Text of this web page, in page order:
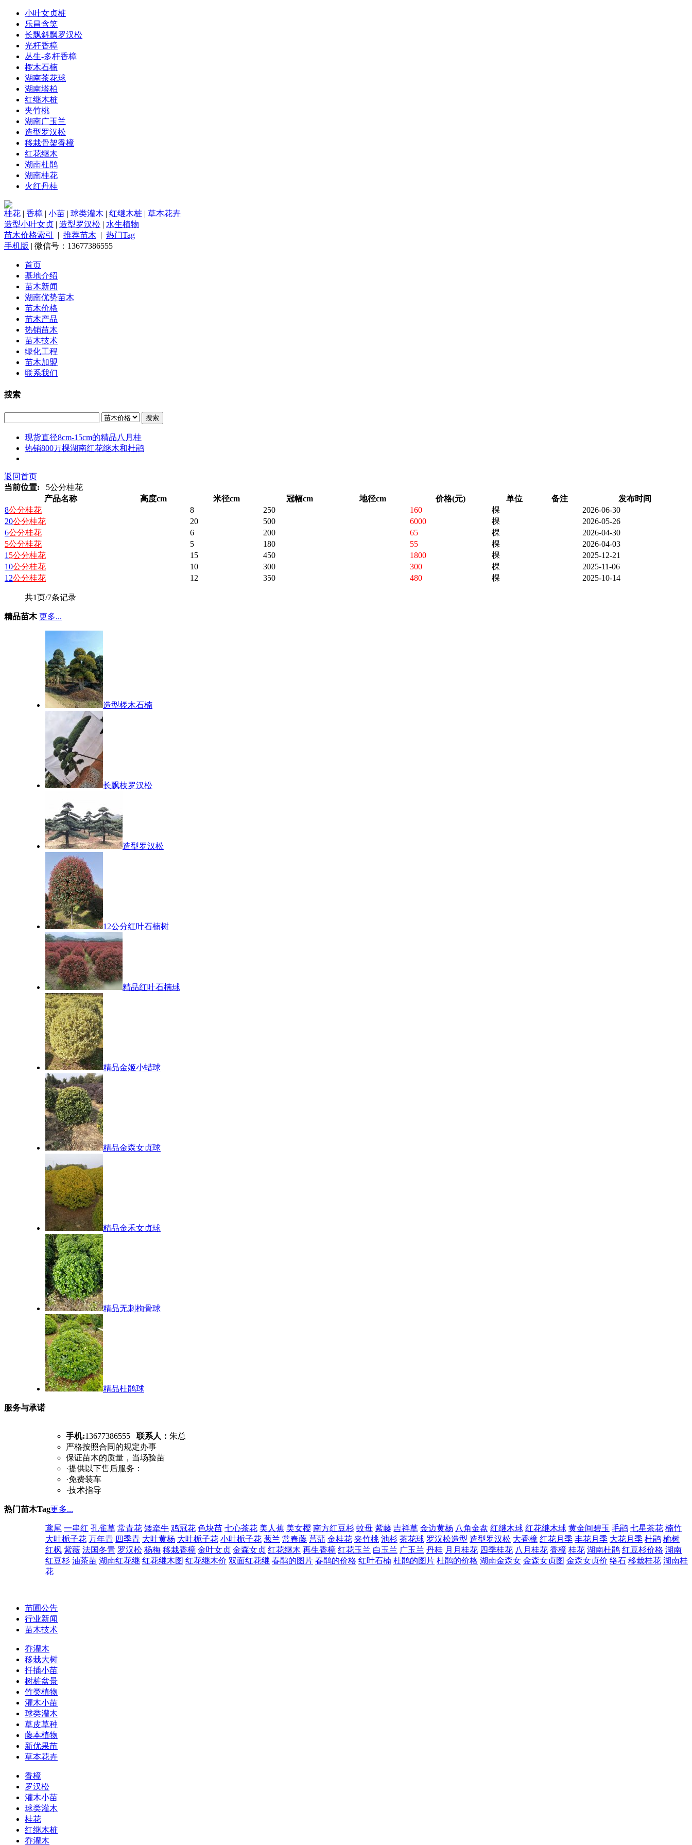
小叶女贞桩
乐昌含笑
长飘斜飘罗汉松
光杆香樟
丛生-多杆香樟
椤木石楠
湖南茶花球
湖南塔柏
红继木桩
夹竹桃
湖南广玉兰
造型罗汉松
移栽骨架香樟
红花继木
湖南杜鹃
湖南桂花
火红丹桂
桂花 | 香樟 | 小苗 | 球类灌木 | 红继木桩 | 草本花卉
造型小叶女贞 | 造型罗汉松 | 水生植物
苗木价格索引
| 推荐苗木 | 热门Tag
手机版 | 微信号：13677386555
首页
基地介绍
苗木新闻
湖南优势苗木
苗木价格
苗木产品
热销苗木
苗木技术
绿化工程
苗木加盟
联系我们
搜索
搜索
现货直径8cm-15cm的精品八月桂
热销800万棵湖南红花继木和杜鹃
返回首页
当前位置: 5公分桂花
产品名称
高度cm 米径cm 冠幅cm 地径cm 价格(元) 单位 备注
发布时间
8公分桂花 8 250 160 棵
2026-06-30
20公分桂花 20 500 6000 棵
2026-05-26
6公分桂花 6 200 65 棵
2026-04-30
5公分桂花 5 180 55 棵
2026-04-03
1 5公分桂花 15 450 1800 棵
2025-12-21
10公分桂花 10 300 300 棵
2025-11-06
12公分桂花 12 350 480 棵 2025-10-14
共1页/7条记录
精品苗木 更多...
造型椤木石楠
长飘枝罗汉松
造型罗汉松
12公分红叶石楠树
精品红叶石楠球
精品金姬小蜡球
精品金森女贞球
精品金禾女贞球
精品无刺枸骨球
精品杜鹃球
服务与承诺
手机:13677386555 联系人： 朱总
严格按照合同的规定办事
保证苗木的质量，当场验苗
·提供以下售后服务：
·免费装车
·技术指导
热门苗木Tag更多...
鸢尾 一串红 孔雀草 常青花 矮牵牛 鸡冠花 色块苗 七心茶花 美人蕉 美女樱 南方红豆杉 蚊母 紫藤 吉祥草 金边黄杨 八角金盘 红继木球 红花继木球 黄金间碧玉 毛鹃 七星茶花 楠竹
大叶栀子花 万年青 四季青 大叶黄杨 大叶栀子花 小叶栀子花 葱兰 常春藤 菖蒲 金桂花 夹竹桃 池杉 茶花球 罗汉松造型 造型罗汉松 大香樟 红花月季 丰花月季 大花月季 杜鹃 榆树
红枫 紫薇 法国冬青 罗汉松 杨梅 移栽香樟 金叶女贞 金森女贞 红花继木 再生香樟 红花玉兰 白玉兰 广玉兰 丹桂 月月桂花 四季桂花 八月桂花 香樟 桂花 湖南杜鹃 红豆杉价格 湖南
红豆杉 油茶苗 湖南红花继 红花继木图 红花继木价 双面红花继 春鹃的图片 春鹃的价格 红叶石楠 杜鹃的图片 杜鹃的价格 湖南金森女 金森女贞图 金森女贞价 络石 移栽桂花 湖南桂
花
苗圃公告
行业新闻
苗木技术
乔灌木
移栽大树
扦插小苗
树桩盆景
竹类植物
灌木小苗
球类灌木
草皮草种
藤本植物
新优果苗
草本花卉
香樟
罗汉松
灌木小苗
球类灌木
桂花
红继木桩
乔灌木